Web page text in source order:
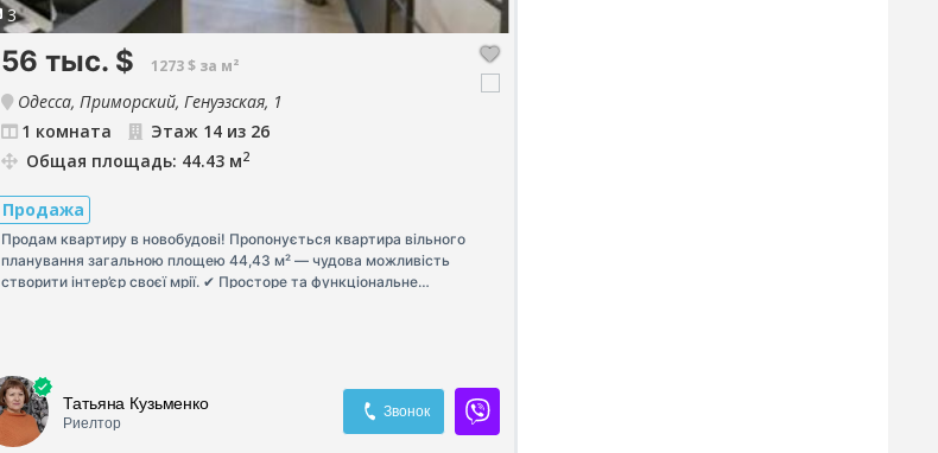
3
56 тыс. $ 1273 $ за м²
Одесса, Приморский, Генуэзская, 1
1 комната
Этаж 14 из 26
Общая площадь: 44.43 м2
Продажа
Продам квартиру в новобудові! Пропонується квартира вільного
планування загальною площею 44,43 м² — чудова можливість
створити інтер’єр своєї мрії. ✔ Просторе та функціональне
перегляд!
Татьяна Кузьменко
Риелтор
Звонок